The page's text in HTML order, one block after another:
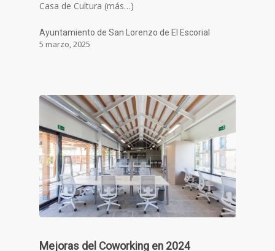
Casa de Cultura (más…)
Ayuntamiento de San Lorenzo de El Escorial
5 marzo, 2025
Mejoras del Coworking en 2024